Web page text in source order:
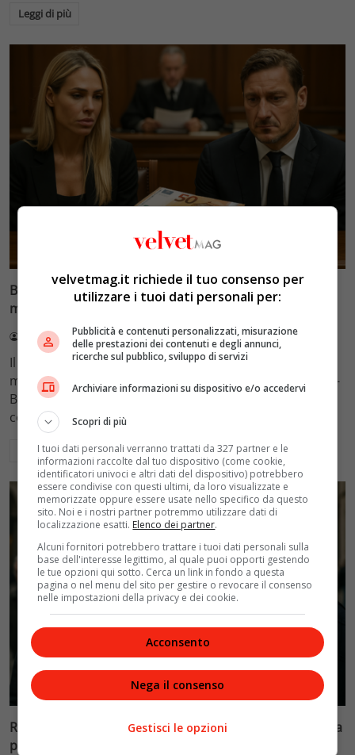
Leggi di più
Blasi vs Totti: il giudice riduce l’assegno di
mantenimento a 10.900 euro
Redazione VelvetMAG 4 Agosto 2026
Il Tribunale di Roma ha fissato l'assegno di
mantenimento figli a 10.900 euro mensili nel caso Totti-
Blasi, respingendo la richiesta di 20mila euro della
conduttrice.
Leggi di più
Politica
Riconoscimento facciale, il governo accelera i poteri alla
polizia: proteste dell’opposizione
velvetmag.it richiede il tuo consenso per
utilizzare i tuoi dati personali per:
Pubblicità e contenuti personalizzati, misurazione
delle prestazioni dei contenuti e degli annunci,
ricerche sul pubblico, sviluppo di servizi
Archiviare informazioni su dispositivo e/o accedervi
Scopri di più
I tuoi dati personali verranno trattati da 327 partner e le
informazioni raccolte dal tuo dispositivo (come cookie,
identificatori univoci e altri dati del dispositivo) potrebbero
essere condivise con questi ultimi, da loro visualizzate e
memorizzate oppure essere usate nello specifico da questo
sito. Noi e i nostri partner potremmo utilizzare dati di
localizzazione esatti. Elenco dei partner.
Alcuni fornitori potrebbero trattare i tuoi dati personali sulla
base dell'interesse legittimo, al quale puoi opporti gestendo
le tue opzioni qui sotto. Cerca un link in fondo a questa
pagina o nel menu del sito per gestire o revocare il consenso
nelle impostazioni della privacy e dei cookie.
Acconsento
Nega il consenso
Gestisci le opzioni